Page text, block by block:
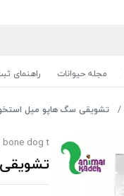
مجله حیوانات راهنمای
تشویقی سگ هاپو میل
bone dog t